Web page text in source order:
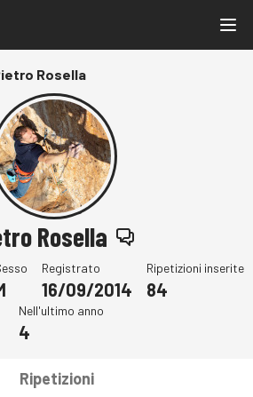
Rosella
Rosella
Registrato
16/09/2014
Ripetizioni inserite
84
Nell'ultimo anno
4
Ripetizioni